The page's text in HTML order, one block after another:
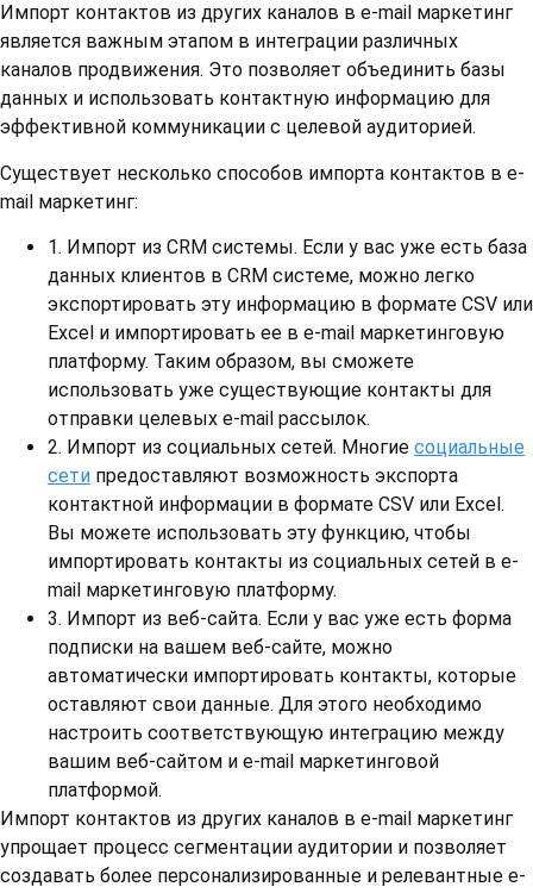
Импорт контактов из других каналов в e-mail маркетинг
является важным этапом в интеграции различных
каналов продвижения. Это позволяет объединить базы
данных и использовать контактную информацию для
эффективной коммуникации с целевой аудиторией.
Существует несколько способов импорта контактов в e-
mail маркетинг:
1. Импорт из CRM системы. Если у вас уже есть база
данных клиентов в CRM системе, можно легко
экспортировать эту информацию в формате CSV или
Excel и импортировать ее в e-mail маркетинговую
платформу. Таким образом, вы сможете
использовать уже существующие контакты для
отправки целевых e-mail рассылок.
2. Импорт из социальных сетей. Многие социальные
сети предоставляют возможность экспорта
контактной информации в формате CSV или Excel.
Вы можете использовать эту функцию, чтобы
импортировать контакты из социальных сетей в e-
mail маркетинговую платформу.
3. Импорт из веб-сайта. Если у вас уже есть форма
подписки на вашем веб-сайте, можно
автоматически импортировать контакты, которые
оставляют свои данные. Для этого необходимо
настроить соответствующую интеграцию между
вашим веб-сайтом и e-mail маркетинговой
платформой.
Импорт контактов из других каналов в e-mail маркетинг
упрощает процесс сегментации аудитории и позволяет
создавать более персонализированные и релевантные e-